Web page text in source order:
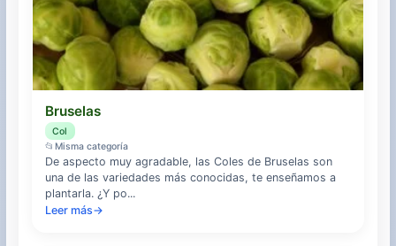
Bruselas
Col
📂 Misma categoría
De aspecto muy agradable, las Coles de Bruselas son
una de las variedades más conocidas, te enseñamos a
plantarla. ¿Y po...
Leer más→